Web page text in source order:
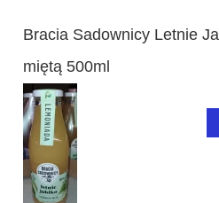
Bracia Sadownicy Letnie
miętą 500ml